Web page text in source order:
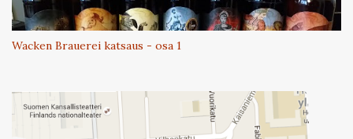
Wacken Brauerei katsaus - osa 1